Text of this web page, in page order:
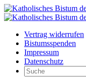
Vertrag widerrufen
Bistumsspenden
Impressum
Datenschutz